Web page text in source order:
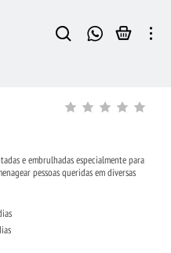
e embrulhadas especialmente para
pessoas queridas em diversas